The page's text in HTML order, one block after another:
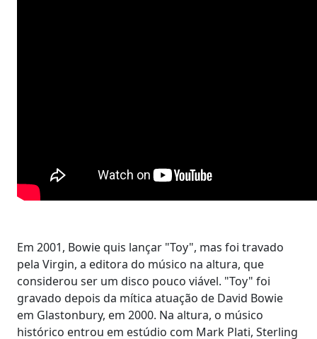
Em 2001, Bowie quis lançar "Toy", mas foi travado
pela Virgin, a editora do músico na altura, que
considerou ser um disco pouco viável. "Toy" foi
gravado depois da mítica atuação de David Bowie
em Glastonbury, em 2000. Na altura, o músico
histórico entrou em estúdio com Mark Plati, Sterling